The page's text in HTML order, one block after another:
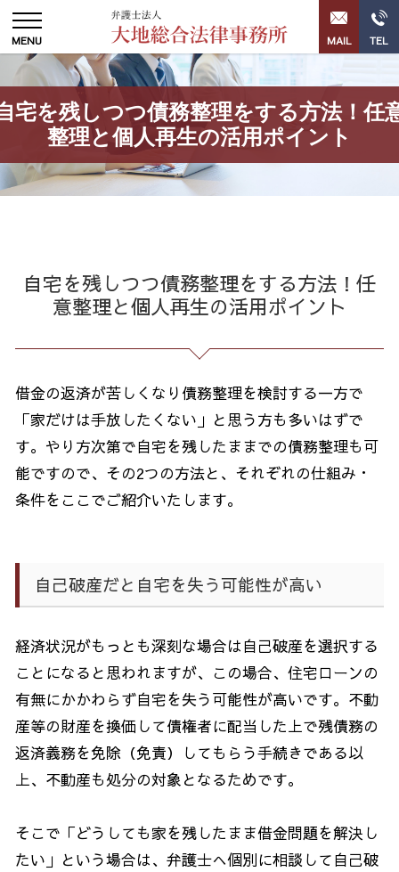
宅を残しつつ債務整理をする方法！任
整理と個人再生の活用ポイント
自宅を残しつつ債務整理をする方法！任
意整理と個人再生の活用ポイント
借金の返済が苦しくなり債務整理を検討する一方で
「家だけは手放したくない」と思う方も多いはずで
す。やり方次第で自宅を残したままでの債務整理も可
能ですので、その2つの方法と、それぞれの仕組み・
条件をここでご紹介いたします。
自己破産だと自宅を失う可能性が高い
経済状況がもっとも深刻な場合は自己破産を選択する
ことになると思われますが、この場合、住宅ローンの
有無にかかわらず自宅を失う可能性が高いです。不動
産等の財産を換価して債権者に配当した上で残債務の
返済義務を免除（免責）してもらう手続きである以
上、不動産も処分の対象となるためです。
そこで「どうしても家を残したまま借金問題を解決し
たい」という場合は、弁護士へ個別に相談して自己破